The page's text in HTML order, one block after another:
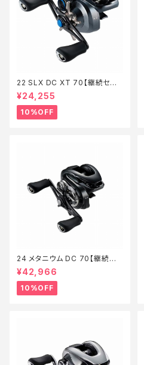
22 SLX DC XT 70【継続セー
ル_リール】【10】
¥24,255
10%OFF
24 メタニウム DC 70【継続セ
ール_リール】【10】
¥42,966
10%OFF